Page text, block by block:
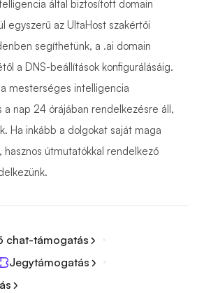
által biztosított domain
egyszerű az UltaHost szakértői
segíthetünk, a .ai domain
a DNS-beállítások konfigurálásáig.
mesterséges intelligencia
a nap 24 órájában rendelkezésre áll,
Ha inkább a dolgokat saját maga
útmutatókkal rendelkező
chat-támogatás
Jegytámogatás